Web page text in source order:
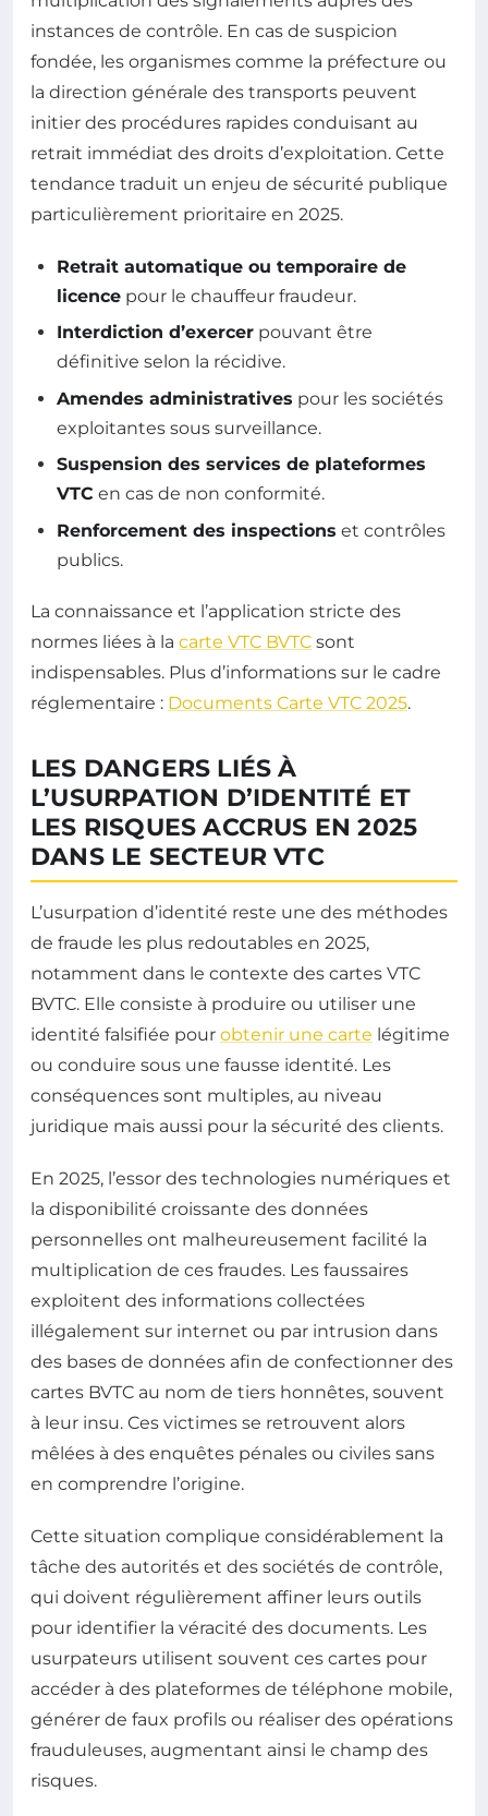
instances de contrôle. En cas de suspicion
fondée, les organismes comme la préfecture ou
la direction générale des transports peuvent
initier des procédures rapides conduisant au
retrait immédiat des droits d’exploitation. Cette
tendance traduit un enjeu de sécurité publique
particulièrement prioritaire en 2025.
Retrait automatique ou temporaire de
licence pour le chauffeur fraudeur.
Interdiction d’exercer pouvant être
définitive selon la récidive.
Amendes administratives pour les sociétés
exploitantes sous surveillance.
Suspension des services de plateformes
VTC en cas de non conformité.
Renforcement des inspections et contrôles
publics.
La connaissance et l’application stricte des
normes liées à la carte VTC BVTC sont
indispensables. Plus d’informations sur le cadre
réglementaire : Documents Carte VTC 2025.
LES DANGERS LIÉS À
L’USURPATION D’IDENTITÉ ET
LES RISQUES ACCRUS EN 2025
DANS LE SECTEUR VTC
L’usurpation d’identité reste une des méthodes
de fraude les plus redoutables en 2025,
notamment dans le contexte des cartes VTC
BVTC. Elle consiste à produire ou utiliser une
identité falsifiée pour obtenir une carte légitime
ou conduire sous une fausse identité. Les
conséquences sont multiples, au niveau
juridique mais aussi pour la sécurité des clients.
En 2025, l’essor des technologies numériques et
la disponibilité croissante des données
personnelles ont malheureusement facilité la
multiplication de ces fraudes. Les faussaires
exploitent des informations collectées
illégalement sur internet ou par intrusion dans
des bases de données afin de confectionner des
cartes BVTC au nom de tiers honnêtes, souvent
à leur insu. Ces victimes se retrouvent alors
mêlées à des enquêtes pénales ou civiles sans
en comprendre l’origine.
Cette situation complique considérablement la
tâche des autorités et des sociétés de contrôle,
qui doivent régulièrement affiner leurs outils
pour identifier la véracité des documents. Les
usurpateurs utilisent souvent ces cartes pour
accéder à des plateformes de téléphone mobile,
générer de faux profils ou réaliser des opérations
frauduleuses, augmentant ainsi le champ des
risques.